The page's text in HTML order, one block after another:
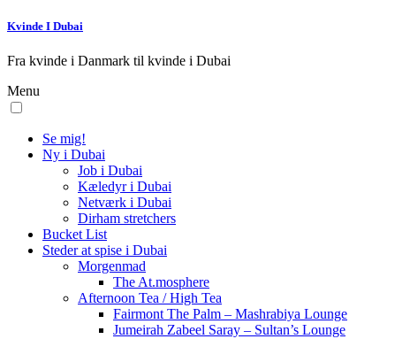
Kvinde I Dubai
Fra kvinde i Danmark til kvinde i Dubai
Menu
Se mig!
Ny i Dubai
Job i Dubai
Kæledyr i Dubai
Netværk i Dubai
Dirham stretchers
Bucket List
Steder at spise i Dubai
Morgenmad
The At.mosphere
Afternoon Tea / High Tea
Fairmont The Palm – Mashrabiya Lounge
Jumeirah Zabeel Saray – Sultan’s Lounge